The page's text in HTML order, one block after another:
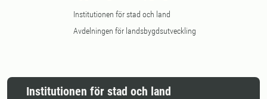
Institutionen för stad och land
Avdelningen för landsbygdsutveckling
Institutionen för stad och land